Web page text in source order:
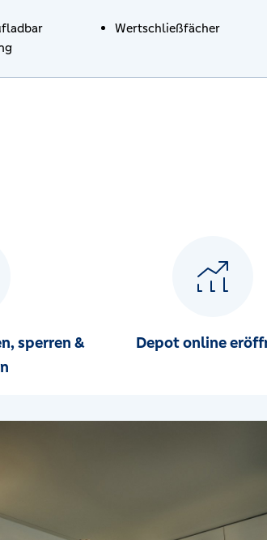
Wertschließfächer
sperren &
Depot online